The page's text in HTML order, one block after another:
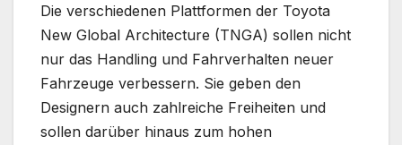
Die verschiedenen Plattformen der Toyota
New Global Architecture (TNGA) sollen nicht
nur das Handling und Fahrverhalten neuer
Fahrzeuge verbessern. Sie geben den
Designern auch zahlreiche Freiheiten und
sollen darüber hinaus zum hohen